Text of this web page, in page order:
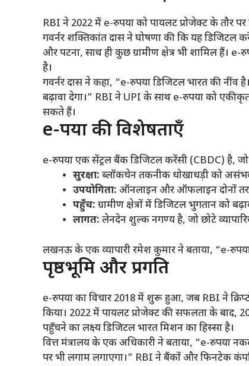
RBI ने 2022 में e-रुपया को पायलट प्रोजेक्ट के तौर
गवर्नर शक्तिकांत दास ने घोषणा की कि यह
और पटना, साथ ही कुछ ग्रामीण क्षेत्र भी शामिल हैं।
है।
गवर्नर दास ने कहा, “e-रुपया डिजिटल भारत की
बढ़ावा देगा।” RBI ने UPI के साथ e-रुपया को
सकते हैं।
e-रुपया की विशेषताएँ
e-रुपया एक सेंट्रल बैंक डिजिटल करेंसी (CBDC) है,
सुरक्षा: ब्लॉकचेन तकनीक धोखाधड़ी को असंभव
उपयोगिता: ऑनलाइन और ऑफलाइन दोनों
पहुँच: ग्रामीण क्षेत्रों में डिजिटल भुगतान को
लागत: लेनदेन शुल्क नगण्य है, जो छोटे
लखनऊ के एक व्यापारी रमेश कुमार ने बताया, “e-
पृष्ठभूमि और प्रगति
e-रुपया का विचार 2018 में शुरू हुआ, जब RBI ने
किया। 2022 में पायलट प्रोजेक्ट की सफलता के बाद,
पहुँचने का लक्ष्य डिजिटल भारत मिशन का हिस्सा है।
वित्त मंत्रालय के एक अधिकारी ने बताया, “e-रुपया
पर भी लगाम लगाएगा।” RBI ने बैंकों और फिनटेक